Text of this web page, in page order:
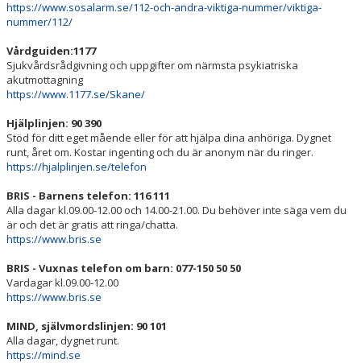
https://www.sosalarm.se/112-och-andra-viktiga-nummer/viktiga-
nummer/112/
Vårdguiden:1177
Sjukvårdsrådgivning och uppgifter om närmsta psykiatriska
akutmottagning
https://www.1177.se/Skane/
Hjälplinjen: 90 390
Stöd för ditt eget mående eller för att hjälpa dina anhöriga. Dygnet
runt, året om. Kostar ingenting och du är anonym när du ringer.
https://hjalplinjen.se/telefon
BRIS - Barnens telefon: 116 111
Alla dagar kl.09.00-12.00 och 14.00-21.00. Du behöver inte säga vem du
är och det är gratis att ringa/chatta.
https://www.bris.se
BRIS - Vuxnas telefon om barn: 077-150 50 50
Vardagar kl.09.00-12.00
https://www.bris.se
MIND, självmordslinjen: 90 101
Alla dagar, dygnet runt.
https://mind.se